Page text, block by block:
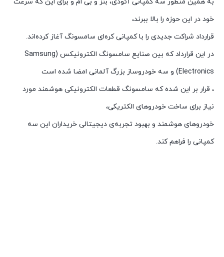
خود در این حوزه را بالا ببرند،
قرارداد شراکت جدیدی را با کمپانی کره‌ای سامسونگ آغاز کرده‌اند.
در این قرارداد که بین صنایع سامسونگ الکترونیکس (Samsung
Electronics) و سه خودروساز بزرگ آلمانی امضا شده است
، قرار بر این شده که سامسونگ قطعات الکترونیکی هوشمند مورد
نیاز برای ساخت خودروهای الکتریکی،
خودروهای هوشمند و بهبود تجربه‌ی دیجیتالی خریداران این سه
کمپانی را فراهم کند.